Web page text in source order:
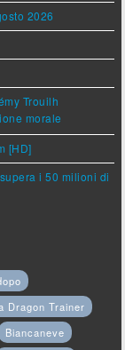
2026
Trouilh
morale
[HD]
i 50 milioni di
Dragon Trainer
Biancaneve